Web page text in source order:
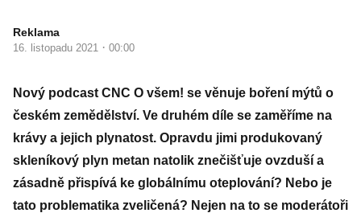
Reklama
16. listopadu 2021 · 00:00
Nový podcast CNC O všem! se věnuje boření mýtů o
českém zemědělství. Ve druhém díle se zaměříme na
krávy a jejich plynatost. Opravdu jimi produkovaný
skleníkový plyn metan natolik znečišťuje ovzduší a
zásadně přispívá ke globálnímu oteplování? Nebo je
tato problematika zveličená? Nejen na to se moderátoři